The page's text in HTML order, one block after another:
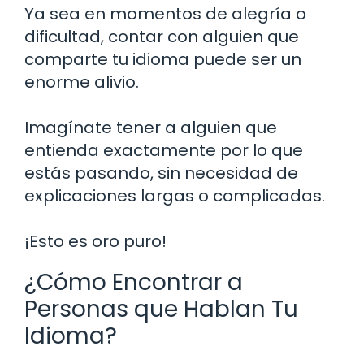
Ya sea en momentos de alegría o
dificultad, contar con alguien que
comparte tu idioma puede ser un
enorme alivio.
Imagínate tener a alguien que
entienda exactamente por lo que
estás pasando, sin necesidad de
explicaciones largas o complicadas.
¡Esto es oro puro!
¿Cómo Encontrar a
Personas que Hablan Tu
Idioma?